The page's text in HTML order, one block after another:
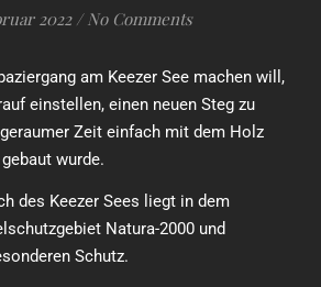
2022 / No Comments
am Keezer See machen will,
einstellen, einen neuen Steg zu
Zeit einfach mit dem Holz
wurde.
des Keezer Sees liegt in dem
Natura-2000 und
Schutz.